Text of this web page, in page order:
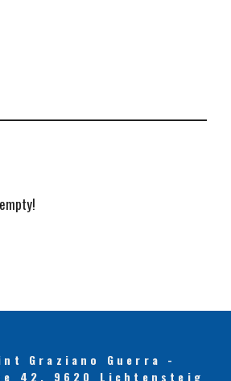
Graziano Guerra -
42, 9620 Lichtensteig